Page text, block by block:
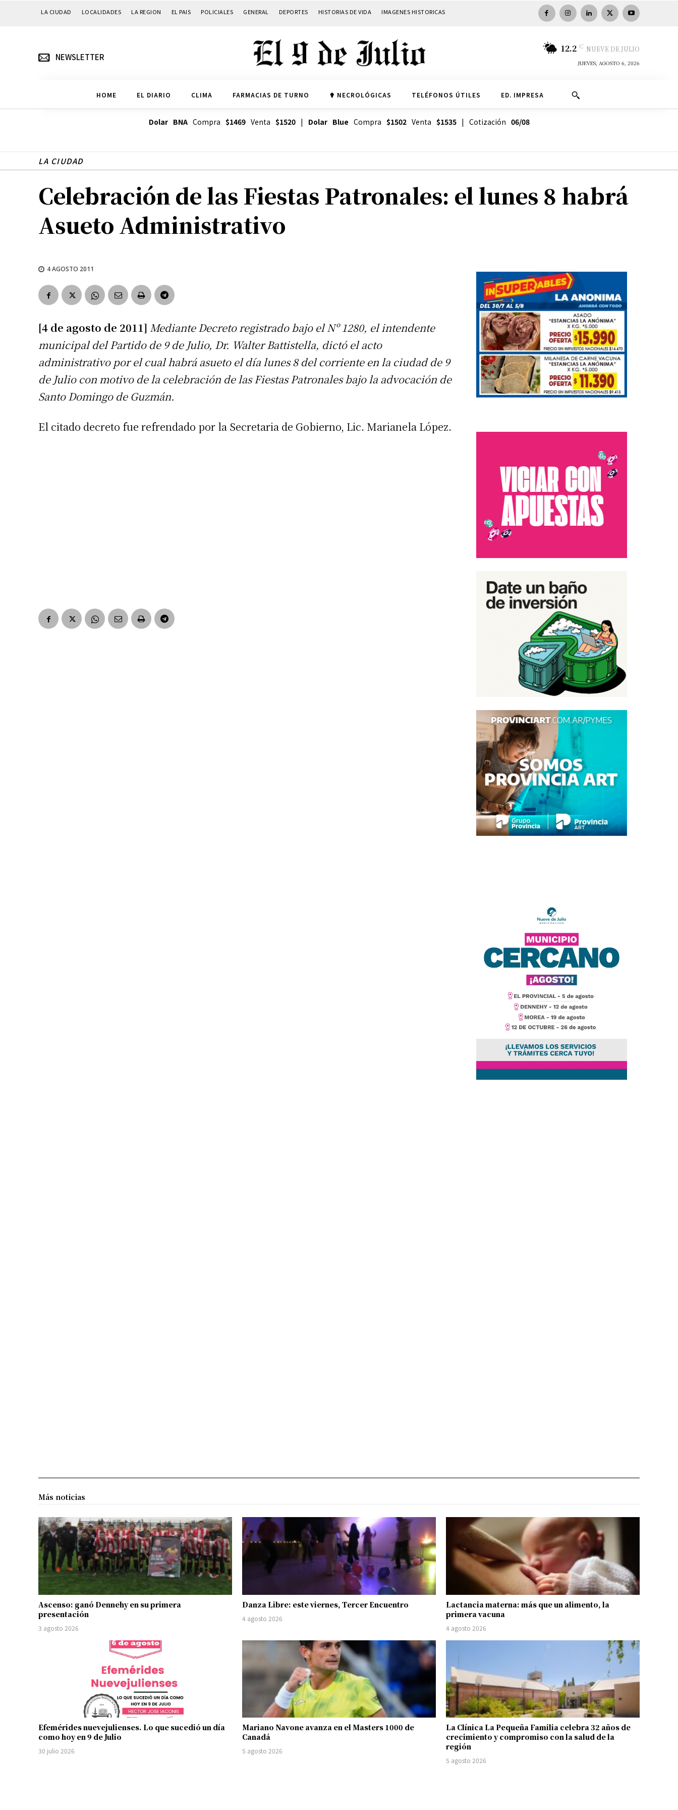
LA CIUDAD LOCALIDADES LA REGION EL PAIS POLICIALES GENERAL DEPORTES HISTORIAS DE VIDA IMAGENES HISTORICAS
NEWSLETTER
12.2 C NUEVE DE JULIO
JUEVES, AGOSTO 6, 2026
HOME EL DIARIO CLIMA FARMACIAS DE TURNO ✟ NECROLÓGICAS TELÉFONOS ÚTILES ED. IMPRESA
Dolar BNACompra $1469Venta $1520| Dolar Blue Compra $1502Venta $1535| Cotización 06/08
LA CIUDAD
Celebración de las Fiestas Patronales: el lunes 8 habrá
Asueto Administrativo
4 AGOSTO 2011
[4 de agosto de 2011] Mediante Decreto registrado bajo el Nº 1280, el intendente
municipal del Partido de 9 de Julio, Dr. Walter Battistella, dictó el acto
administrativo por el cual habrá asueto el día lunes 8 del corriente en la ciudad de 9
de Julio con motivo de la celebración de las Fiestas Patronales bajo la advocación de
Santo Domingo de Guzmán.
El citado decreto fue refrendado por la Secretaria de Gobierno, Lic. Marianela López.
Más noticias
Ascenso: ganó Dennehy en su primera
presentación
3 agosto 2026
Danza Libre: este viernes, Tercer Encuentro
4 agosto 2026
Lactancia materna: más que un alimento, la
primera vacuna
4 agosto 2026
Efemérides nuevejulienses. Lo que sucedió un día
como hoy en 9 de Julio
30 julio 2026
Mariano Navone avanza en el Masters 1000 de
Canadá
5 agosto 2026
La Clínica La Pequeña Familia celebra 32 años de
crecimiento y compromiso con la salud de la
región
5 agosto 2026